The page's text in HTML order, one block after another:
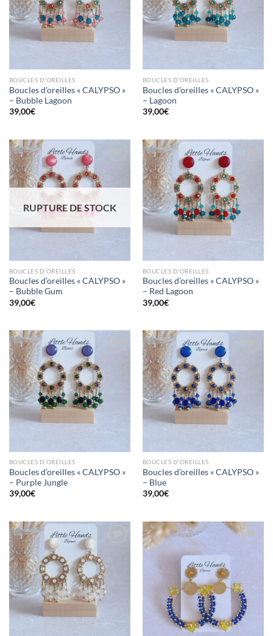
favoris
BOUCLES D'OREILLES
Boucles d’oreilles « CALYPSO »
– Bubble Lagoon
39,00€
BOUCLES D'OREILLES
Boucles d’oreilles « CALYPSO »
– Lagoon
39,00€
favoris
RUPTURE DE STOCK
BOUCLES D'OREILLES
Boucles d’oreilles « CALYPSO »
– Bubble Gum
39,00€
Mettre
favoris
BOUCLES D'OREILLES
Boucles d’oreilles « CALYPSO »
– Red Lagoon
39,00€
Mettre
favoris
BOUCLES D'OREILLES
Boucles d’oreilles « CALYPSO »
– Purple Jungle
39,00€
favoris
BOUCLES D'OREILLES
Boucles d’oreilles « CALYPSO »
– Blue
39,00€
Mettre
favoris
favoris